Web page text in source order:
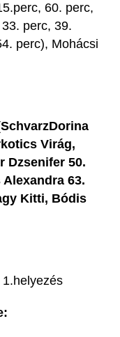
60. perc,
perc, 39.
perc), Mohácsi
Virág,
Dzsenifer 50.
63.
Kitti, Bódis
1.helyezés